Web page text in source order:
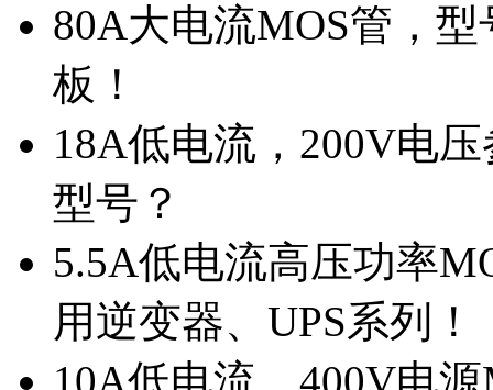
80A大电流MOS管，
板！
18A低电流，200V电
型号？
5.5A低电流高压功率
用逆变器、UPS系列！